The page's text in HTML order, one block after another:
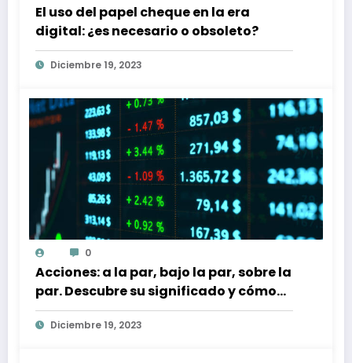
El uso del papel cheque en la era
digital: ¿es necesario o obsoleto?
Diciembre 19, 2023
0
Acciones: a la par, bajo la par, sobre la
par. Descubre su significado y cómo
afectan a tu inversión
Diciembre 19, 2023